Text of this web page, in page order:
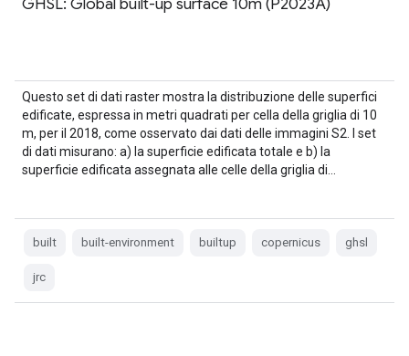
Questo set di dati raster mostra la distribuzione delle superfici
edificate, espressa in metri quadrati per cella della griglia di 10
m, per il 2018, come osservato dai dati delle immagini S2. I set
di dati misurano: a) la superficie edificata totale e b) la
superficie edificata assegnata alle celle della griglia di…
built built-environment builtup copernicus ghsl
jrc